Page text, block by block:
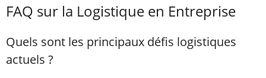
FAQ sur la Logistique en Entreprise
Quels sont les principaux défis logistiques
actuels ?